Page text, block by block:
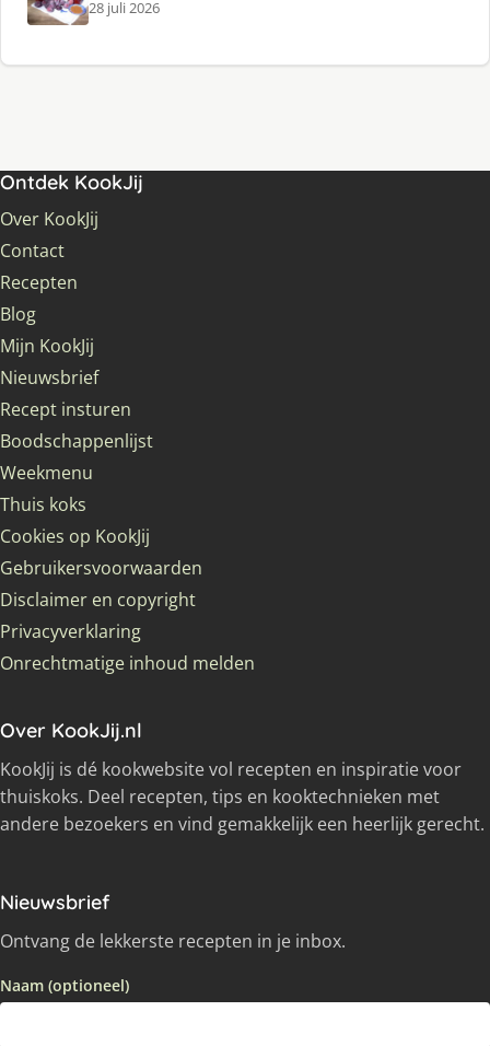
28 juli 2026
Ontdek KookJij
Over KookJij
Contact
Recepten
Blog
Mijn KookJij
Nieuwsbrief
Recept insturen
Boodschappenlijst
Weekmenu
Thuis koks
Cookies op KookJij
Gebruikersvoorwaarden
Disclaimer en copyright
Privacyverklaring
Onrechtmatige inhoud melden
Over KookJij.nl
KookJij is dé kookwebsite vol recepten en inspiratie voor
thuiskoks. Deel recepten, tips en kooktechnieken met
andere bezoekers en vind gemakkelijk een heerlijk gerecht.
Nieuwsbrief
Ontvang de lekkerste recepten in je inbox.
Naam (optioneel)